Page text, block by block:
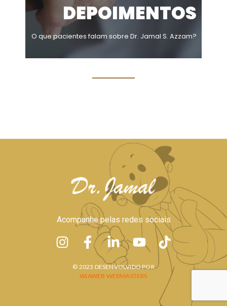
DEPOIMENTOS
O que pacientes falam sobre Dr. Jamal S. Azzam?
Acompanhe pelas redes sociais
© 2023 DESENVOLVIDO POR
WIAWEB WEBMASTERS